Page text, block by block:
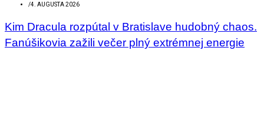
/4. AUGUSTA 2026
Kim Dracula rozpútal v Bratislave hudobný chaos.
Fanúšikovia zažili večer plný extrémnej energie